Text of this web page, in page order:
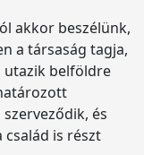
akkor beszélünk,
a társaság tagja,
utazik belföldre
és
család is részt